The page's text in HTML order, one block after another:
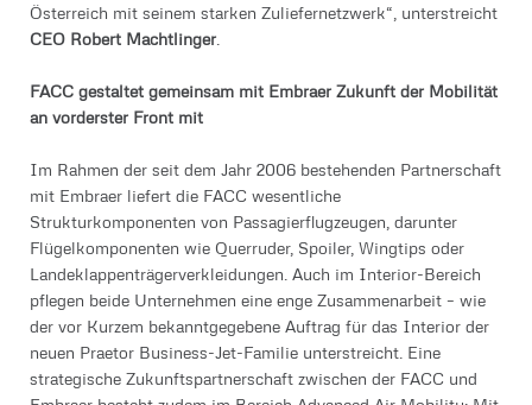
Österreich mit seinem starken Zuliefernetzwerk“, unterstreicht
CEO Robert Machtlinger
FACC gestaltet gemeinsam mit Embraer Zukunft der Mobilität
an vorderster Front mit
Im Rahmen der seit dem Jahr 2006 bestehenden Partnerschaft
mit Embraer liefert die FACC wesentliche
Strukturkomponenten von Passagierflugzeugen, darunter
Flügelkomponenten wie Querruder, Spoiler, Wingtips oder
Landeklappenträgerverkleidungen. Auch im Interior-Bereich
pflegen beide Unternehmen eine enge Zusammenarbeit – wie
der vor Kurzem bekanntgegebene Auftrag für das Interior der
neuen Praetor Business-Jet-Familie unterstreicht. Eine
strategische Zukunftspartnerschaft zwischen der FACC und